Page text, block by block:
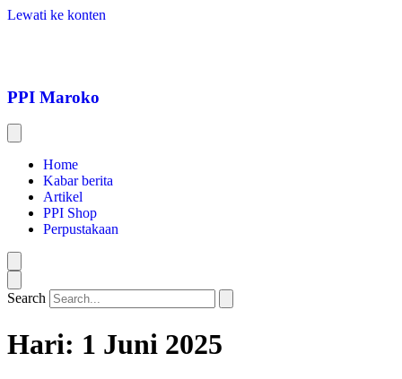
Lewati ke konten
PPI Maroko
Home
Kabar berita
Artikel
PPI Shop
Perpustakaan
Search
Hari: 1 Juni 2025